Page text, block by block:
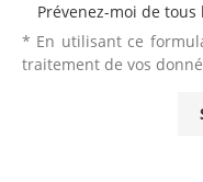
Prévenez-moi de
* En utilisant ce
traitement de vos